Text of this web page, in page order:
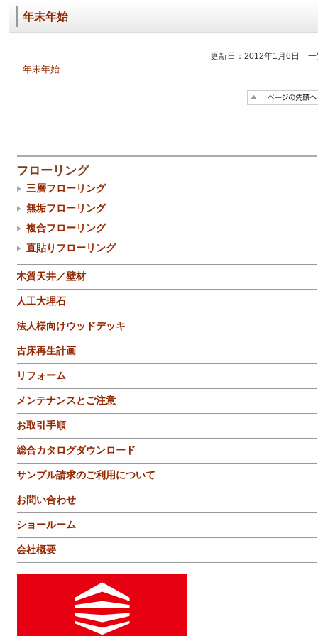
年末年始
更新日：2012年1月6日 一
年末年始
フローリング
三層フローリング
無垢フローリング
複合フローリング
直貼りフローリング
木質天井／壁材
人工大理石
法人様向けウッドデッキ
古床再生計画
リフォーム
メンテナンスとご注意
お取引手順
総合カタログダウンロード
サンプル請求のご利用について
お問い合わせ
ショールーム
会社概要